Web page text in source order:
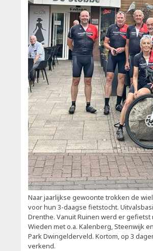
Naar jaarlijkse gewoonte trokken de
voor hun 3-daagse fietstocht.
Drenthe. Vanuit Ruinen werd er
Wieden met o.a. Kalenberg, Steenwijk
Park Dwingelderveld. Kortom, op 3
verkend.